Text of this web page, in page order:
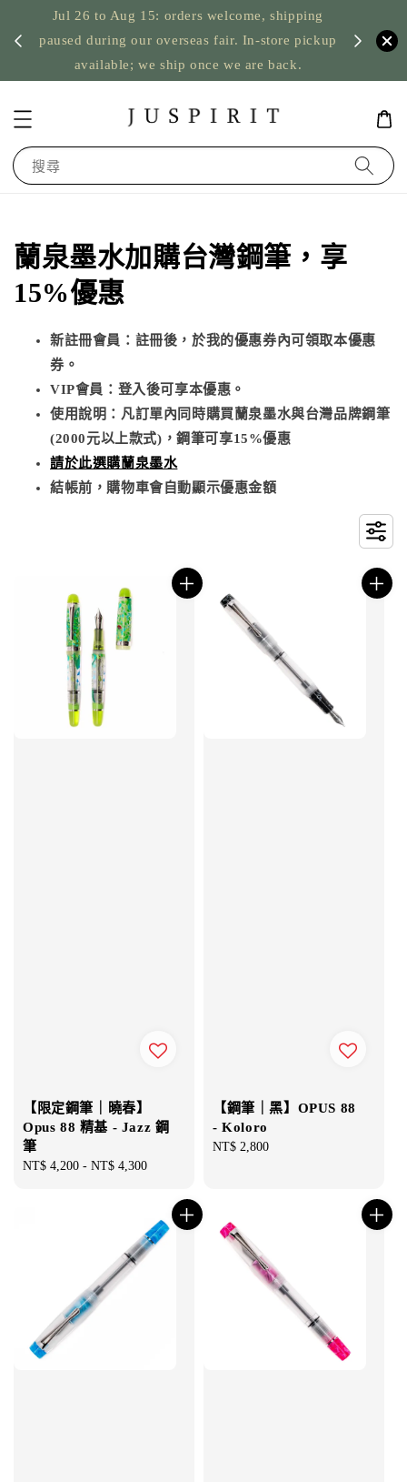
Jul 26 to Aug 15: orders welcome, shipping
paused during our overseas fair. In-store pickup
available; we ship once we are back.
US
搜尋
蘭泉墨水加購台灣鋼筆，享
15%優惠
新註冊會員：註冊後，於我的優惠券內可領取本優惠
券。
VIP會員：登入後可享本優惠。
使用說明：凡訂單內同時購買蘭泉墨水與台灣品牌鋼筆
(2000元以上款式)，鋼筆可享15%優惠
請於此選購蘭泉墨水
結帳前，購物車會自動顯示優惠金額
【限定鋼筆｜曉春】
Opus 88 精基 - Jazz 鋼
筆
Regular
NT$ 4,200 - NT$ 4,300
【鋼筆｜黑】OPUS 88
- Koloro
Regular
NT$ 2,800